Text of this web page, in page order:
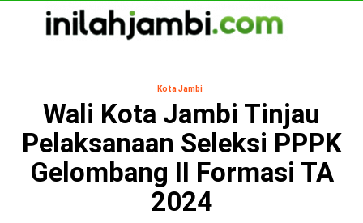
Kota Jambi
Wali Kota Jambi Tinjau
Pelaksanaan Seleksi PPPK
Gelombang II Formasi TA
2024